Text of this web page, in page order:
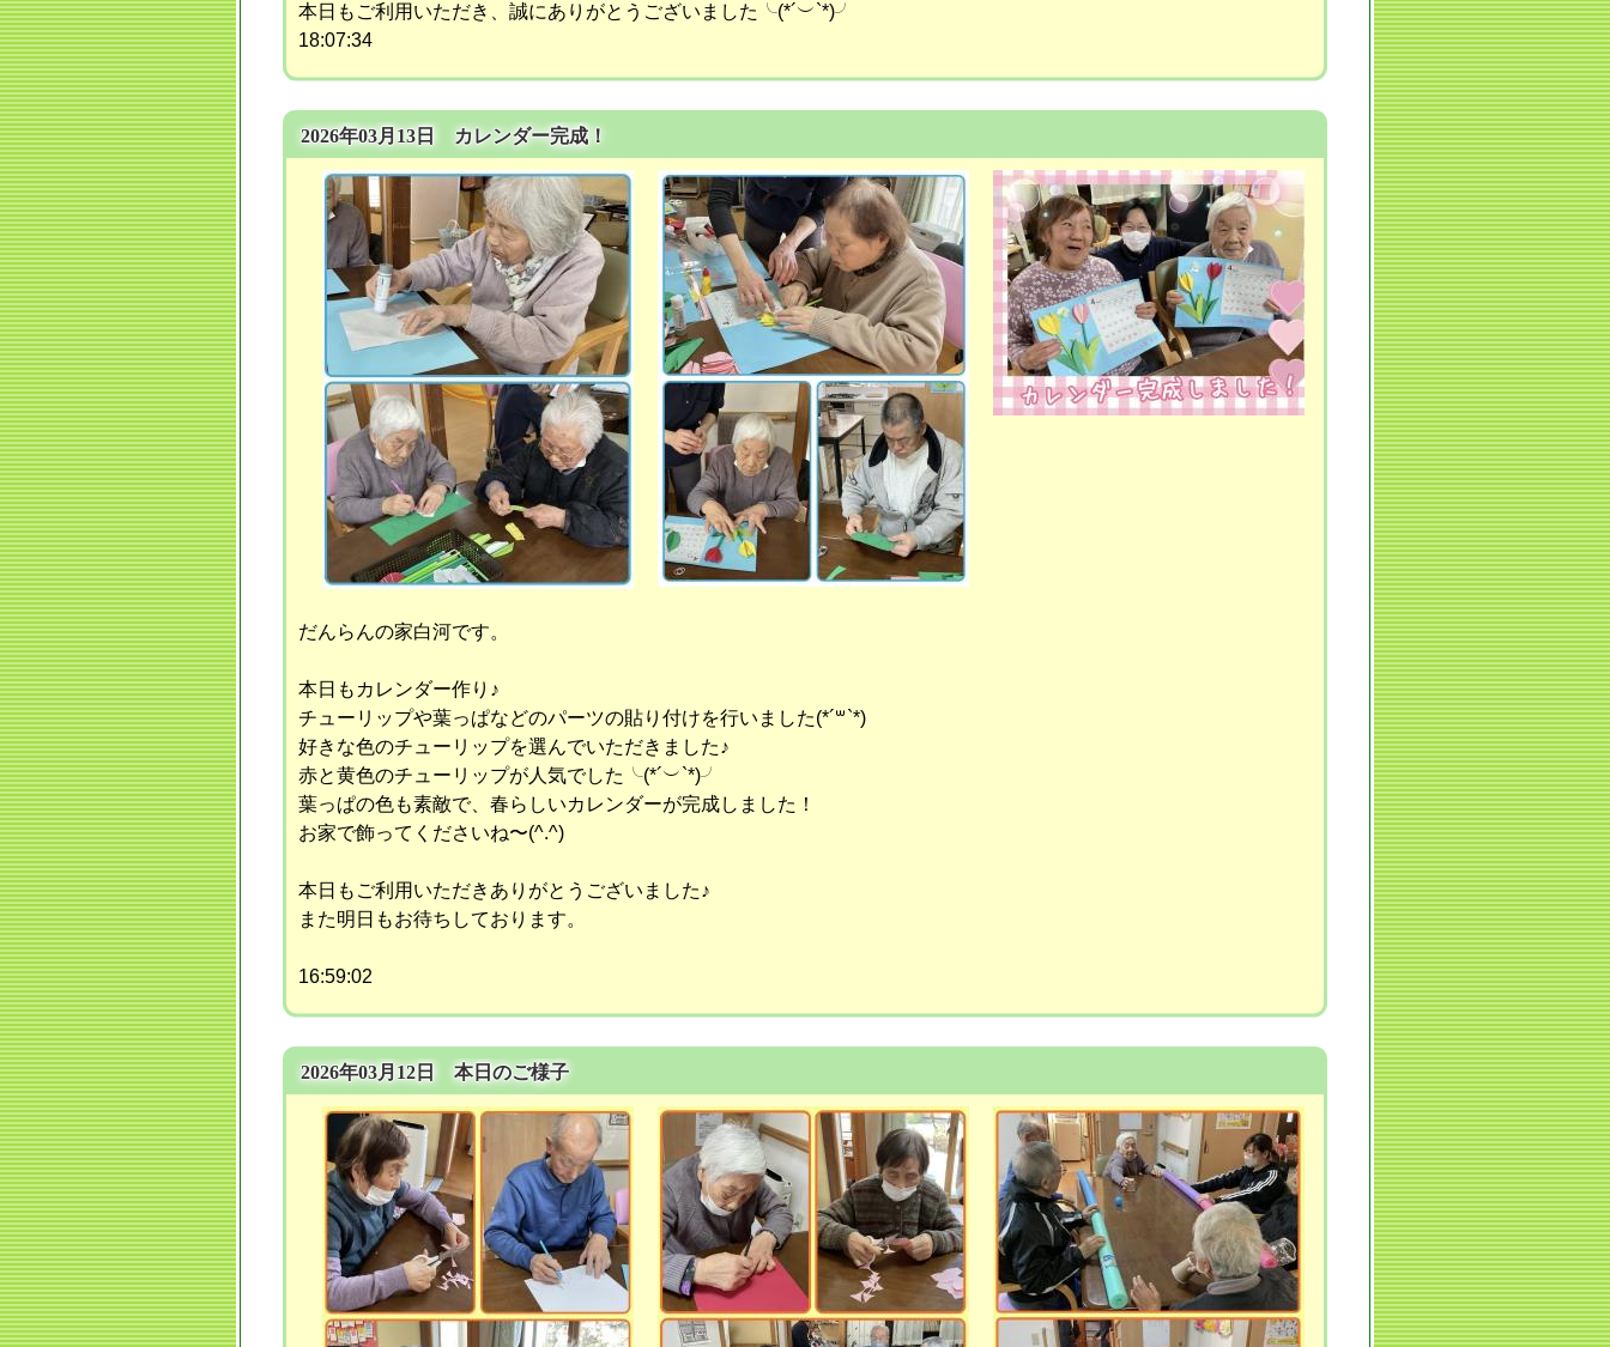
本日もご利用いただき、誠にありがとうございました╰(*´︶`*)╯
18:07:34
2026年03月13日 カレンダー完成！
だんらんの家白河です。
本日もカレンダー作り♪
チューリップや葉っぱなどのパーツの貼り付けを行いました(*´꒳`*)
好きな色のチューリップを選んでいただきました♪
赤と黄色のチューリップが人気でした╰(*´︶`*)╯
葉っぱの色も素敵で、春らしいカレンダーが完成しました！
お家で飾ってくださいね〜(^.^)
本日もご利用いただきありがとうございました♪
また明日もお待ちしております。
16:59:02
2026年03月12日 本日のご様子